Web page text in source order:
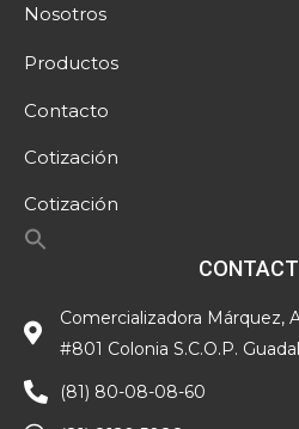
Nosotros
Productos
Contacto
Cotización
Cotización
Comercializadora Márquez,
#801 Colonia S.C.O.P.
(81) 80-08-08-60